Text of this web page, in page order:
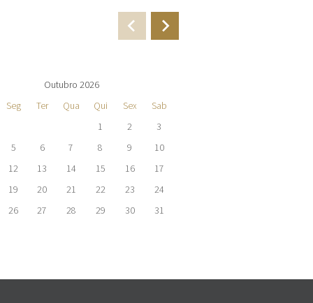
Outubro 2026
Seg Ter Qua Qui Sex
Sab
1
2
3
5 6 7 8 9
10
12 13 14 15 16
17
19 20 21 22 23
24
26 27 28 29 30 31